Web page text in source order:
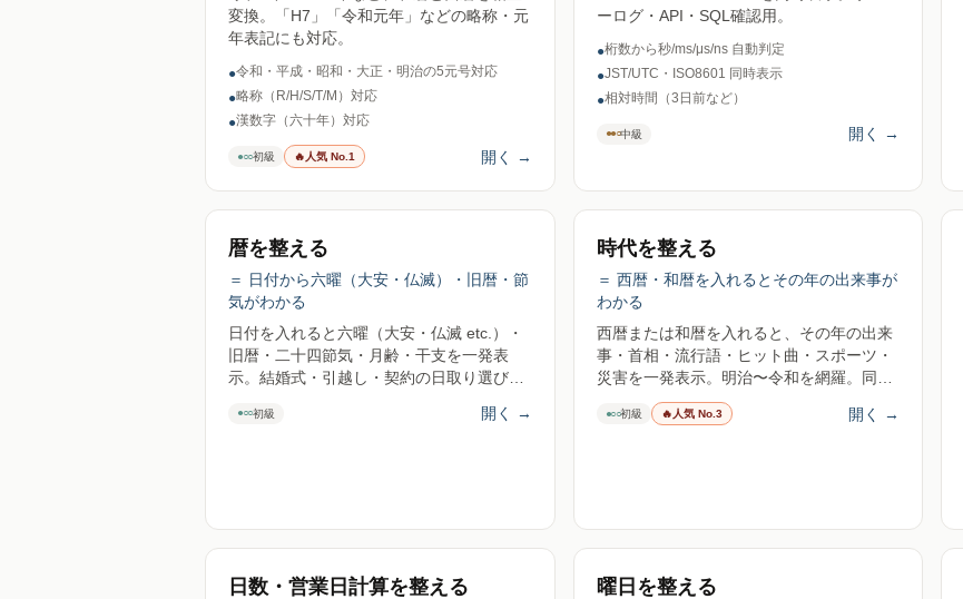
変換。「H7」「令和元年」などの略称・元
年表記にも対応。
●令和・平成・昭和・大正・明治の5元号対応
●略称（R/H/S/T/M）対応
●漢数字（六十年）対応
●○○初級 🔥 人気 No.1 開く →
ーログ・API・SQL確認用。
●桁数から秒/ms/μs/ns 自動判定
●JST/UTC・ISO8601 同時表示
●相対時間（3日前など）
●●○中級 開く →
暦を整える
＝ 日付から六曜（大安・仏滅）・旧暦・節
気がわかる
日付を入れると六曜（大安・仏滅 etc.）・
旧暦・二十四節気・月齢・干支を一発表
示。結婚式・引越し・契約の日取り選び
●○○初級 開く →
時代を整える
＝ 西暦・和暦を入れるとその年の出来事が
わかる
西暦または和暦を入れると、その年の出来
事・首相・流行語・ヒット曲・スポーツ・
災害を一発表示。明治〜令和を網羅。同窓
会・自伝・履歴書の年表作りに。
●○○初級 🔥 人気 No.3 開く →
日数・営業日計算を整える 曜日を整える